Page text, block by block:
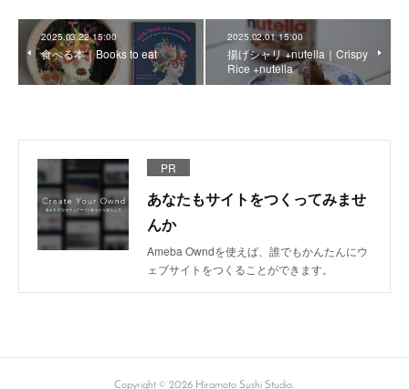
2025.03.22 15:00
食べる本｜Books to eat
2025.02.01 15:00
揚げシャリ +nutella｜Crispy
Rice +nutella
PR
あなたもサイトをつくってみませ
んか
Ameba Owndを使えば、誰でもかんたんにウ
ェブサイトをつくることができます。
Copyright © 2026 Hiramoto Sushi Studio.